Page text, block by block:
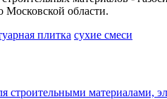
Московской области.
плитка сухие смеси
строительными материалами,